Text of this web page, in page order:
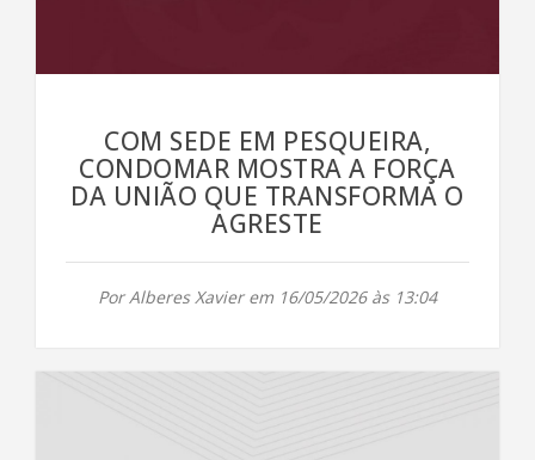
COM SEDE EM PESQUEIRA,
CONDOMAR MOSTRA A FORÇA
DA UNIÃO QUE TRANSFORMA O
AGRESTE
Por Alberes Xavier em 16/05/2026 às 13:04